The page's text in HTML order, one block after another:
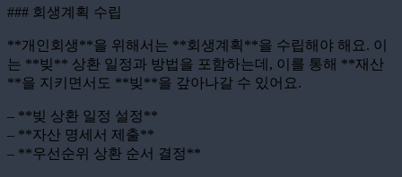
### 회생계획 수립
**개인회생**을 위해서는 **회생계획**을 수립해야 해요. 이
는 **빚** 상환 일정과 방법을 포함하는데, 이를 통해 **재산
**을 지키면서도 **빚**을 갚아나갈 수 있어요.
– **빚 상환 일정 설정**
– **자산 명세서 제출**
– **우선순위 상환 순서 결정**